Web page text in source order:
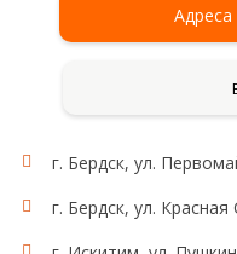
Адреса
г. Бердск, ул.
г. Бердск, ул.